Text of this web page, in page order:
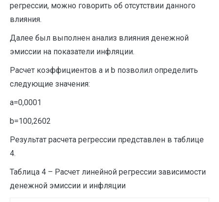
регрессии, можно говорить об отсутствии данного
влияния.
Далее был выполнен анализ влияния денежной
эмиссии на показатели инфляции.
Расчет коэффициентов a и b позволил определить
следующие значения:
a=0,0001
b=100,2602
Результат расчета регрессии представлен в таблице
4.
Таблица 4 – Расчет линейной регрессии зависимости
денежной эмиссии и инфляции